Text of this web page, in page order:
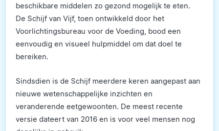
beschikbare middelen zo gezond mogelijk te eten.
De Schijf van Vijf, toen ontwikkeld door het
Voorlichtingsbureau voor de Voeding, bood een
eenvoudig en visueel hulpmiddel om dat doel te
bereiken.
Sindsdien is de Schijf meerdere keren aangepast aan
nieuwe wetenschappelijke inzichten en
veranderende eetgewoonten. De meest recente
versie dateert van 2016 en is voor veel mensen nog